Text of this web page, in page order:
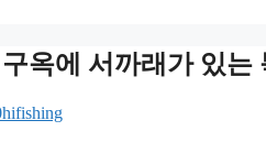
옥에 서까래가 있는